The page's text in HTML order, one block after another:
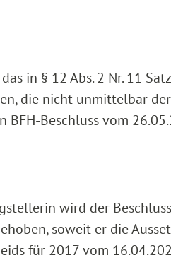
in § 12 Abs. 2 Nr. 11
die nicht unmittelbar
Beschluss vom
wird der
soweit er die
für 2017 vom